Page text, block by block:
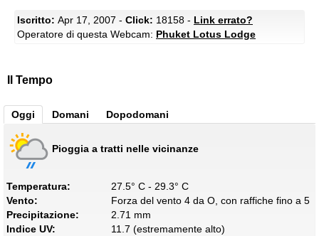
Iscritto: Apr 17, 2007 - Click: 18158 - Link errato?
Operatore di questa Webcam: Phuket Lotus Lodge
Il Tempo
Oggi Domani Dopodomani
Pioggia a tratti nelle vicinanze
Temperatura:
27.5° C - 29.3° C
Vento:
Forza del vento 4 da O, con raffiche fino a 5
Precipitazione:
2.71 mm
Indice UV:
11.7 (estremamente alto)